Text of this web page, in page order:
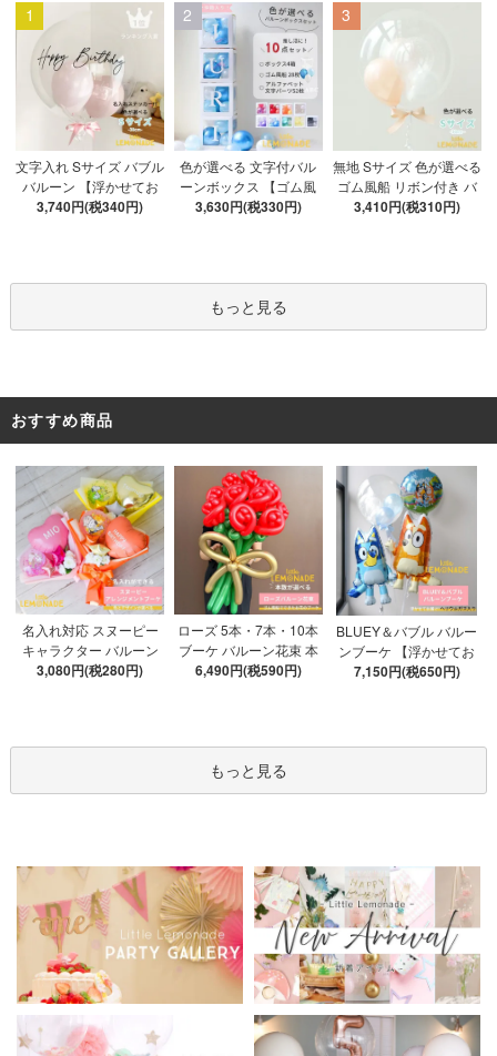
1
文字入れ Sサイズ バブル
バルーン 【浮かせてお
届け】 バルーン
3,740円(税340円)
2
色が選べる 文字付バル
ーンボックス 【ゴム風
船&文字パーツ付き】 DI
ツ52枚 推し活
3,630円(税330円)
3
無地 Sサイズ 色が選べる
ゴム風船 リボン付き バ
ブルバルーン 【浮かせ
3,410円(税310円)
もっと見る
おすすめ商品
名入れ対応 スヌーピー
キャラクター バルーン
ブーケ 選べる7種 【膨ら
3,080円(税280円)
ローズ 5本・7本・10本
ブーケ バルーン花束 本
数が選べる 【膨らませ
6,490円(税590円)
BLUEY＆バブル バルー
ンブーケ 【浮かせてお
届け】 ヘリウムガス入
7,150円(税650円)
もっと見る